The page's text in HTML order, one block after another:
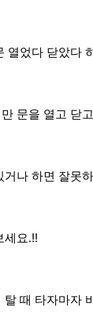
열었다 닫았다
문을 열고 닫
거나 하면 잘못
세요.!!
탈 때 타자마자